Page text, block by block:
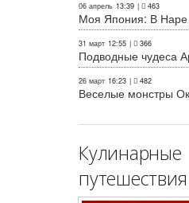
06 апрель 13:39 | 463
Моя Япония: В Наре
31 март 12:55 | 366
Подводные чудеса
26 март 16:23 | 482
Веселые монстры
Кулинарные
путешествия